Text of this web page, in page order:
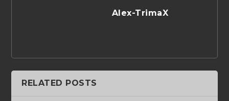
Alex-TrimaX
RELATED POSTS